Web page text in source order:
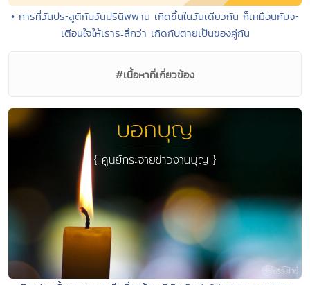
• การที่วันประสูติกับวันปรินิพพาน เกิดขึ้นในวันเดียวกัน ก็เหมือนกับจะ
เตือนใจให้เราระลึกว่า เกิดกับตายเป็นของคู่กัน
#เนื้อหาที่เกี่ยวข้อง